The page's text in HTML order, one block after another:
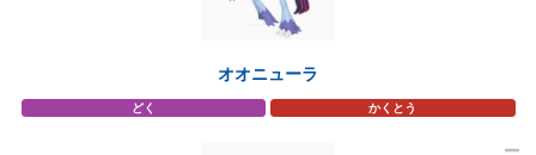
オオニューラ
どく かくとう